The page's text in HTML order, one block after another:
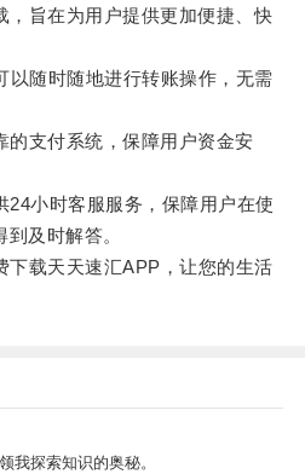
旨在为用户提供更加便捷、快
随时随地进行转账操作，无需
支付系统，保障用户资金安
小时客服服务，保障用户在使
及时解答。
载天天速汇APP，让您的生活
我探索知识的奥秘。